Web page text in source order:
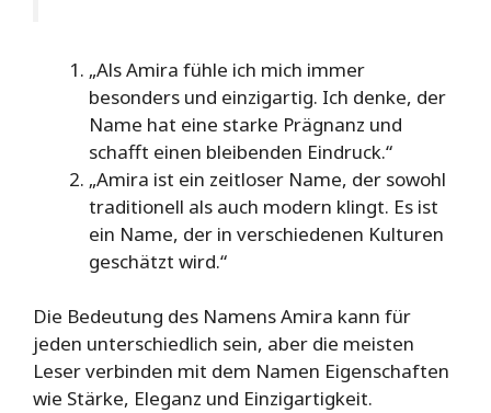
„Als Amira fühle ich mich immer
besonders und einzigartig. Ich denke, der
Name hat eine starke Prägnanz und
schafft einen bleibenden Eindruck.“
„Amira ist ein zeitloser Name, der sowohl
traditionell als auch modern klingt. Es ist
ein Name, der in verschiedenen Kulturen
geschätzt wird.“
Die Bedeutung des Namens Amira kann für
jeden unterschiedlich sein, aber die meisten
Leser verbinden mit dem Namen Eigenschaften
wie Stärke, Eleganz und Einzigartigkeit.